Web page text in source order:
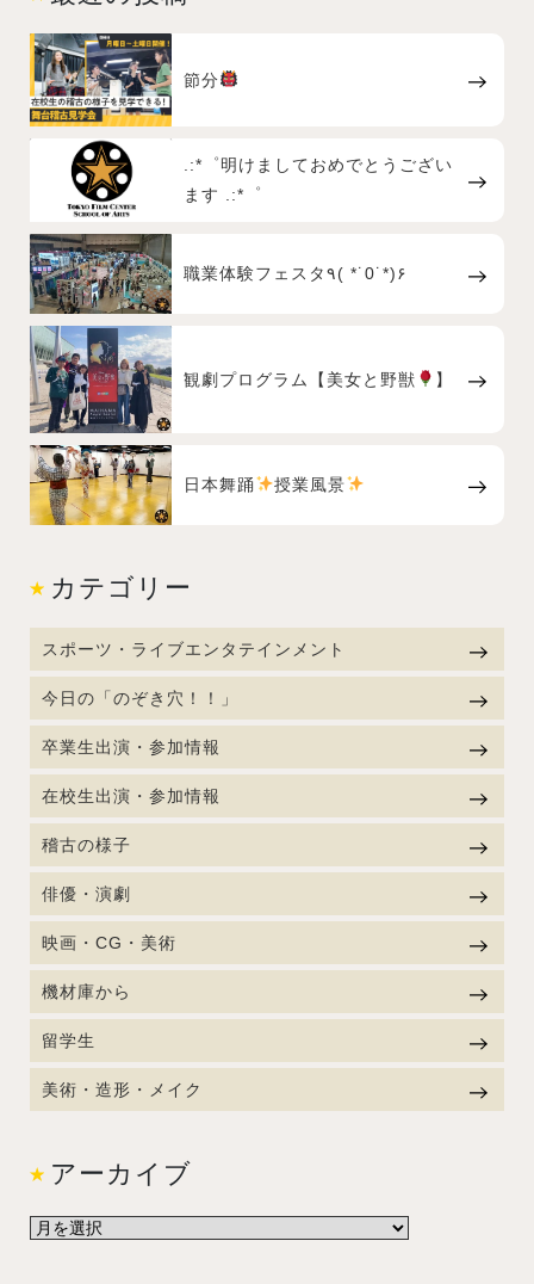
節分
.:*゜明けましておめでとうござい
ます .:*゜
職業体験フェスタ٩( *˙0˙*)۶
観劇プログラム【美女と野獣 】
日本舞踊 授業風景
カテゴリー
スポーツ・ライブエンタテインメント
今日の「のぞき穴！！」
卒業生出演・参加情報
在校生出演・参加情報
稽古の様子
俳優・演劇
映画・CG・美術
機材庫から
留学生
美術・造形・メイク
アーカイブ